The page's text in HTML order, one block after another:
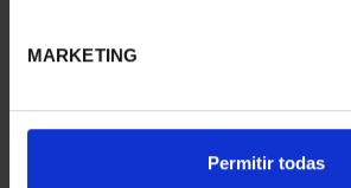
MARKETING
Permitir todas